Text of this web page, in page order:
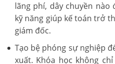
lãng phí, dây chuyền nào
kỹ năng giúp kế toán trở
giám đốc.
Tạo bệ phóng sự nghiệp
xuất. Khóa học không